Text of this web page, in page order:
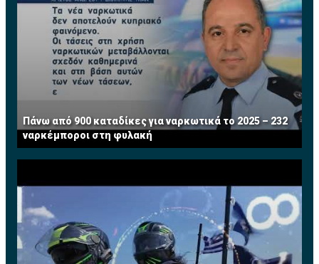
Πάνω από 900 καταδίκες για ναρκωτικά το 2025 – 232
ναρκέμποροι στη φυλακή